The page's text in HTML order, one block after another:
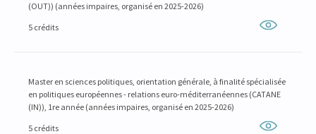
(OUT)) (années impaires, organisé en 2025-2026)
5 crédits
Master en sciences politiques, orientation générale, à finalité spécialisée
en politiques européennes - relations euro-méditerranéennes (CATANE
(IN)), 1re année (années impaires, organisé en 2025-2026)
5 crédits